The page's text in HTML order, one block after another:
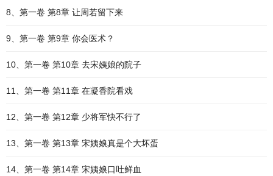
8、第一卷 第8章 让周若留下来
9、第一卷 第9章 你会医术？
10、第一卷 第10章 去宋姨娘的院子
11、第一卷 第11章 在凝香院看戏
12、第一卷 第12章 少将军快不行了
13、第一卷 第13章 宋姨娘真是个大坏蛋
14、第一卷 第14章 宋姨娘口吐鲜血